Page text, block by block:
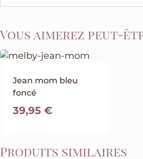
Vous aimerez peut-
Jean mom bleu
foncé
39,95 €
Produits similaires